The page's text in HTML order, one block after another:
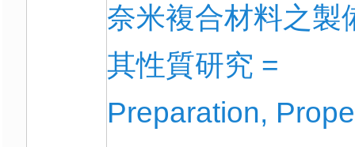
奈米複合材料之製
其性質研究 =
Preparation,